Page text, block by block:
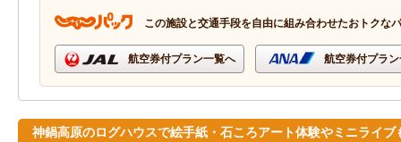
この施設と交通手段を自由に組み合わせたおトクな
航空券付プラン一覧へ 航空券付プラ
神鍋高原のログハウスで絵手紙・石ころアート体験やミニライブ